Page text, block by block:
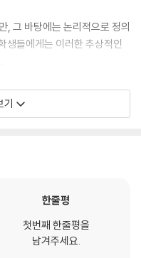
, 그 바탕에는 논리적으로 정의
생들에게는 이러한 추상적인
어가 한꺼번에 등장한다. 익
의 미세한 차이를 놓치기도
통해 직관을 얻을 수 있었지
스럽게 이질감이 생긴다.
자주 묻는 질문이다. 강의에서
실제 응용이 보이지 않을 때 학
한줄평
첫번째 한줄평을
남겨주세요.